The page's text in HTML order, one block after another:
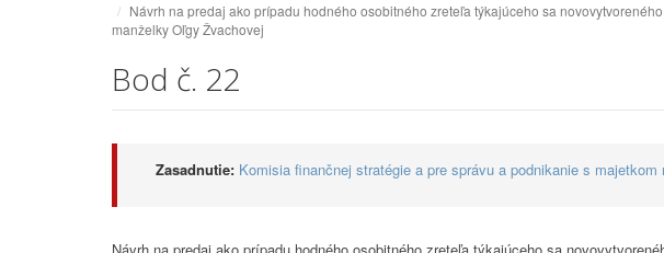
Návrh na predaj ako prípadu hodného osobitného zreteľa týkajúceho sa
manželky Oľgy Žvachovej
Bod č. 22
Zasadnutie: Komisia finančnej stratégie a pre správu a podnikanie s